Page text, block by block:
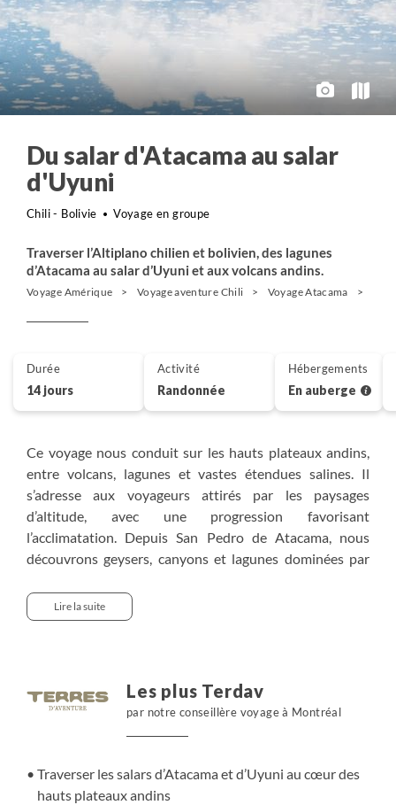
Du salar d'Atacama au salar
d'Uyuni
Chili - Bolivie Voyage en groupe
Traverser l’Altiplano chilien et bolivien, des lagunes
d’Atacama au salar d’Uyuni et aux volcans andins.
Voyage Amérique Voyage aventure Chili Voyage Atacama
Ce voyage nous conduit sur les hauts plateaux andins,
entre volcans, lagunes et vastes étendues salines. Il
s’adresse aux voyageurs attirés par les paysages
d’altitude, avec une progression favorisant
l’acclimatation. Depuis San Pedro de Atacama, nous
découvrons geysers, canyons et lagunes dominées par
et atacameños, où la vie s’organise autour de l’élevage et
des traditions andines. Nous franchissons ensuite les
d’Uyuni s’ouvre sous nos pas, immense miroir minéral.
Plus au nord, le parc Lauca révèle de nouveaux paysages,
traversées en 4x4 nous permettent d’explorer l’Altiplano
au rythme de ses lumières et de ses espaces ouverts.
Lire la suite
Les plus Terdav
par notre conseillère voyage à Montréal
Traverser les salars d’Atacama et d’Uyuni au cœur des
hauts plateaux andins
Durée
14 jours
Activité
Randonnée
Hébergements
En auberge